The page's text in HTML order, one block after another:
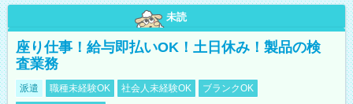
未読
座り仕事！給与即払いOK！土日休み！製品の検
査業務
派遣 職種未経験OK 社会人未経験OK
ブランクOK